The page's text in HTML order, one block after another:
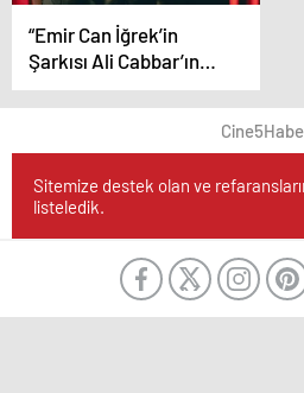
“Emir Can İğrek’in
Şarkısı Ali Cabbar’ın
Hikayesi Film Oluyor:
Başrolde Kim Olacak?”
Sitemize destek olan ve
listeledik.